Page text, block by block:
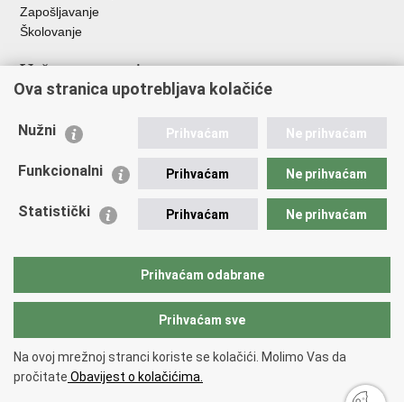
Zapošljavanje
Školovanje
Važne poveznice
Ministarstvo unutarnjih poslova
Udruge
Policijska akademija
Zaklada policijske solidarnosti
Vučetić"
Copyright © 2026 Policijska uprava karlovačka.
pristupačnosti.
Ova stranica upotrebljava kolačiće
Nužni Prihvaćam Ne prihvaćam
Funkcionalni Prihvaćam Ne prihvaćam
Statistički Prihvaćam Ne prihvaćam
Prihvaćam odabrane
Prihvaćam sve
Na ovoj mrežnoj stranci koriste se kolačići. Molimo Vas da
pročitate Obavijest o kolačićima.